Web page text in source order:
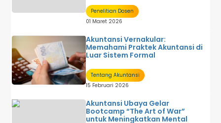
Penelitian Dosen
01 Maret 2026
Akuntansi Vernakular:
Memahami Praktek Akuntansi di
Luar Sistem Formal
Tentang Akuntansi
15 Februari 2026
Akuntansi Ubaya Gelar
Bootcamp “The Art of War”
untuk Meningkatkan Mental